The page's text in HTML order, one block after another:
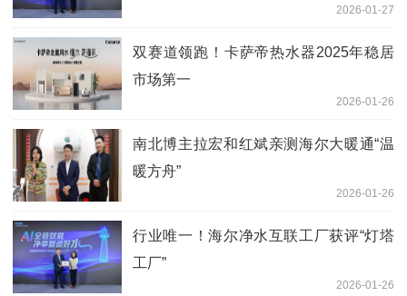
2026-01-27
双赛道领跑！卡萨帝热水器2025年稳居
市场第一
2026-01-26
南北博主拉宏和红斌亲测海尔大暖通“温
暖方舟”
2026-01-26
行业唯一！海尔净水互联工厂获评“灯塔
工厂”
2026-01-26